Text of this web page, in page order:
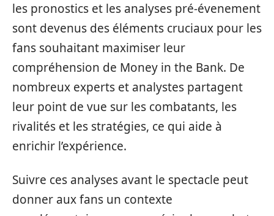
les pronostics et les analyses pré-évenement
sont devenus des éléments cruciaux pour les
fans souhaitant maximiser leur
compréhension de Money in the Bank. De
nombreux experts et analystes partagent
leur point de vue sur les combatants, les
rivalités et les stratégies, ce qui aide à
enrichir l’expérience.
Suivre ces analyses avant le spectacle peut
donner aux fans un contexte